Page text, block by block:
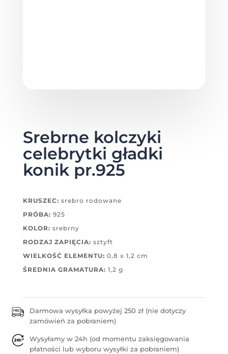
Srebrne kolczyki
celebrytki gładki
konik pr.925
KRUSZEC: srebro rodowane
PRÓBA: 925
KOLOR: srebrny
RODZAJ ZAPIĘCIA: sztyft
WIELKOŚĆ ELEMENTU: 0,8 x 1,2 cm
ŚREDNIA GRAMATURA: 1,2 g
Darmowa wysyłka powyżej 250 zł (nie dotyczy
zamówień za pobraniem)
Wysyłamy w 24h (od momentu zaksięgowania
płatności lub wyboru wysyłki za pobraniem)